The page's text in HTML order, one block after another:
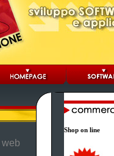
Shop on line